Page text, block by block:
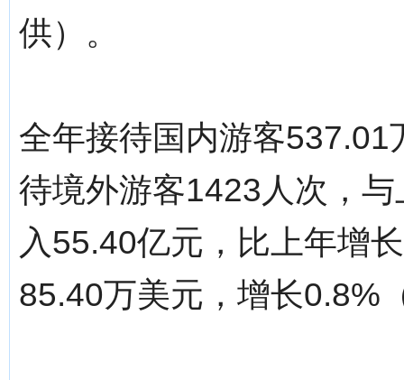
供）。
全年接待国内游客
待境外游客1423人次，
入55.40亿元，比上年增
85.40万美元，增长0.8%